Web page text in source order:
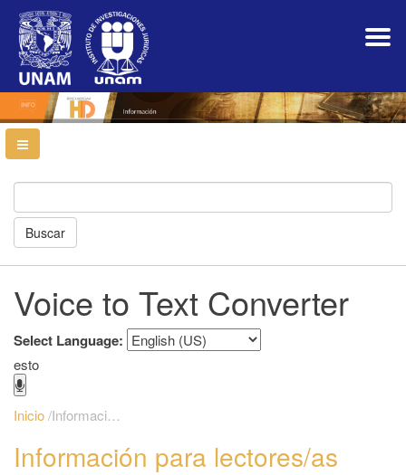
Navegación
principal
Contenido
principal
Barra
lateral
Buscar
Voice to Text Converter
Select Language:
esto
Inicio/ Información para lectores/as
Información para lectores/as